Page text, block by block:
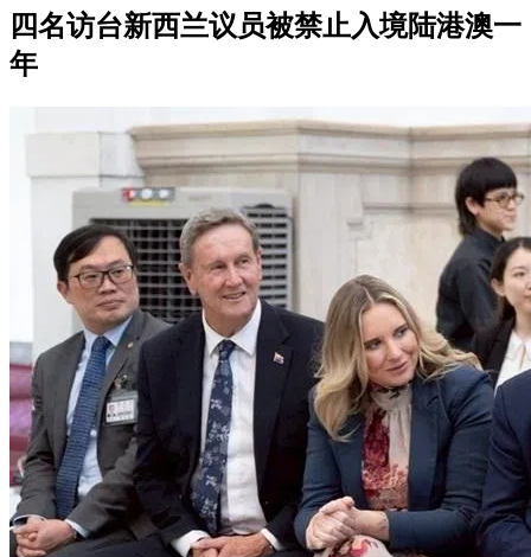
四名访台新西兰议员被禁止入境陆港澳一
年